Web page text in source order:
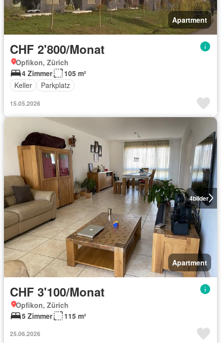
Apartment
CHF 2'800/Monat
Opfikon, Zürich
4 Zimmer
105 m²
Keller
Parkplatz
15.05.2026
4bilder
Apartment
CHF 3'100/Monat
Opfikon, Zürich
5 Zimmer
115 m²
25.06.2026